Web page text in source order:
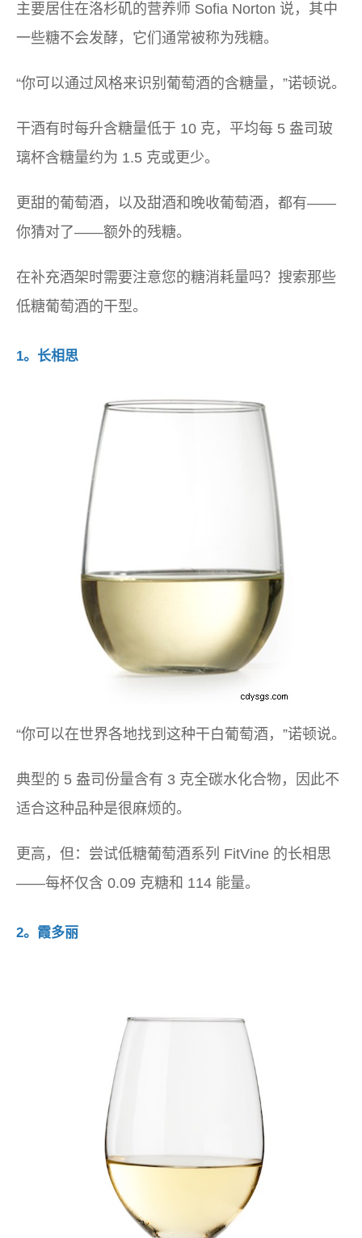
主要居住在洛杉矶的营养师 Sofia Norton 说，其中
一些糖不会发酵，它们通常被称为残糖。
“你可以通过风格来识别葡萄酒的含糖量，”诺顿说。
干酒有时每升含糖量低于 10 克，平均每 5 盎司玻
璃杯含糖量约为 1.5 克或更少。
更甜的葡萄酒，以及甜酒和晚收葡萄酒，都有——
你猜对了——额外的残糖。
在补充酒架时需要注意您的糖消耗量吗？搜索那些
低糖葡萄酒的干型。
1。长相思
“你可以在世界各地找到这种干白葡萄酒，”诺顿说。
典型的 5 盎司份量含有 3 克全碳水化合物，因此不
适合这种品种是很麻烦的。
更高，但：尝试低糖葡萄酒系列 FitVine 的长相思
——每杯仅含 0.09 克糖和 114 能量。
2。霞多丽